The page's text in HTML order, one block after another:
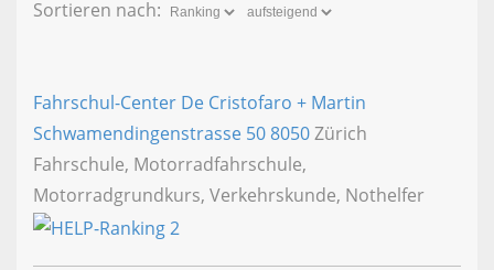
Sortieren nach:
Fahrschul-Center De Cristofaro + Martin
Schwamendingenstrasse 508050Zürich
Fahrschule, Motorradfahrschule,
Motorradgrundkurs, Verkehrskunde, Nothelfer